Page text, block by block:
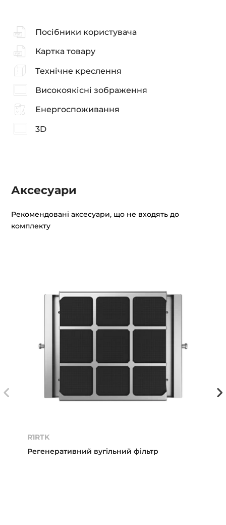
Посібники користувача
Картка товару
Технічне креслення
Високоякісні зображення
Енергоспоживання
3D
Аксесуари
Рекомендовані аксесуари, що не входять до
комплекту
R1RTK
Регенеративний вугільний фільтр